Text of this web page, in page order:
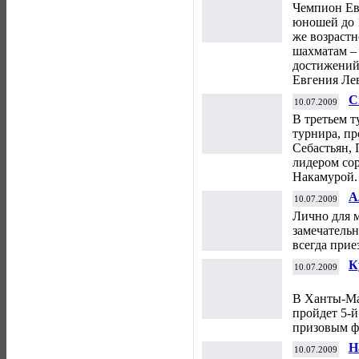
Чемпион
юношей до
же
шахматам –
Евгения
10.07.2009
В третьем
турнира,
лидером
Накамурой.
10.07.2009
Лично для
всегда
10.07.2009
В Ханты-
пройдет 5-
призовым
10.07.2009